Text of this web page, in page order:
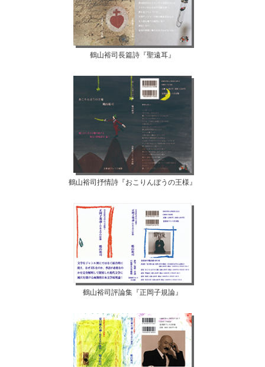
鶴山裕司長篇詩『聖遠耳』
鶴山裕司抒情詩『おこりんぼうの王様』
鶴山裕司評論集『正岡子規論』